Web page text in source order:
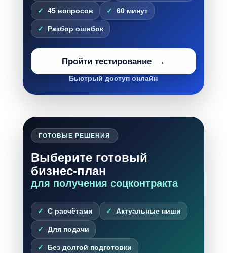
45 вопросов 60 минут
Разбор ошибок
Пройти тестирование
Быстрый доступ онлайн
ГОТОВЫЕ РЕШЕНИЯ
Выберите готовый
бизнес-план
для получения соцконтракта
С расчётами Актуальные ниши
Для подачи
Без долгой подготовки